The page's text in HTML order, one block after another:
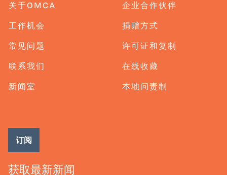
关于OMCA
工作机会
常见问题
联系我们
新闻室
企业合作伙伴
捐赠方式
许可证和复制
在线收藏
本地问责制
获取最新新闻
订阅